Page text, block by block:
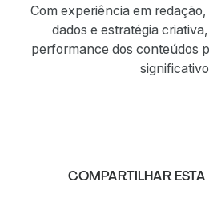
Com experiência em
dados e estratégia
performance dos conteúdos
COMPARTILHAR